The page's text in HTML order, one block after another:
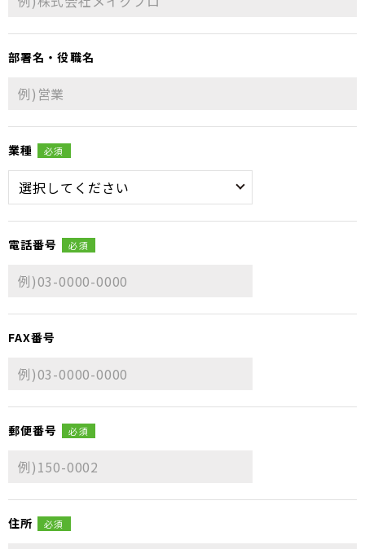
部署名・役職名
業種 必須
電話番号 必須
FAX番号
郵便番号 必須
住所 必須